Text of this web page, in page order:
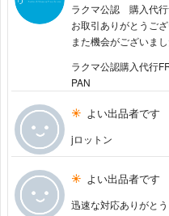
ラクマ公認 購入代行
お取引ありがとうござ
また機会がございま
ラクマ公認購入代行
PAN
よい出品者です
jロットン
よい出品者です
迅速な対応ありがとう